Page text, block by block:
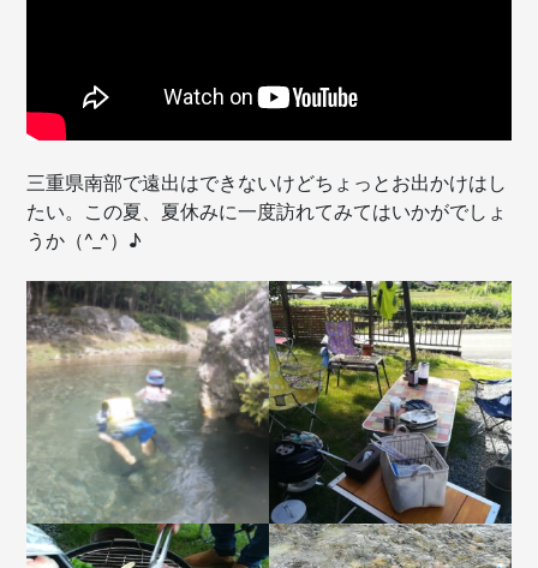
三重県南部で遠出はできないけどちょっとお出かけはし
たい。この夏、夏休みに一度訪れてみてはいかがでしょ
うか（^_^）♪